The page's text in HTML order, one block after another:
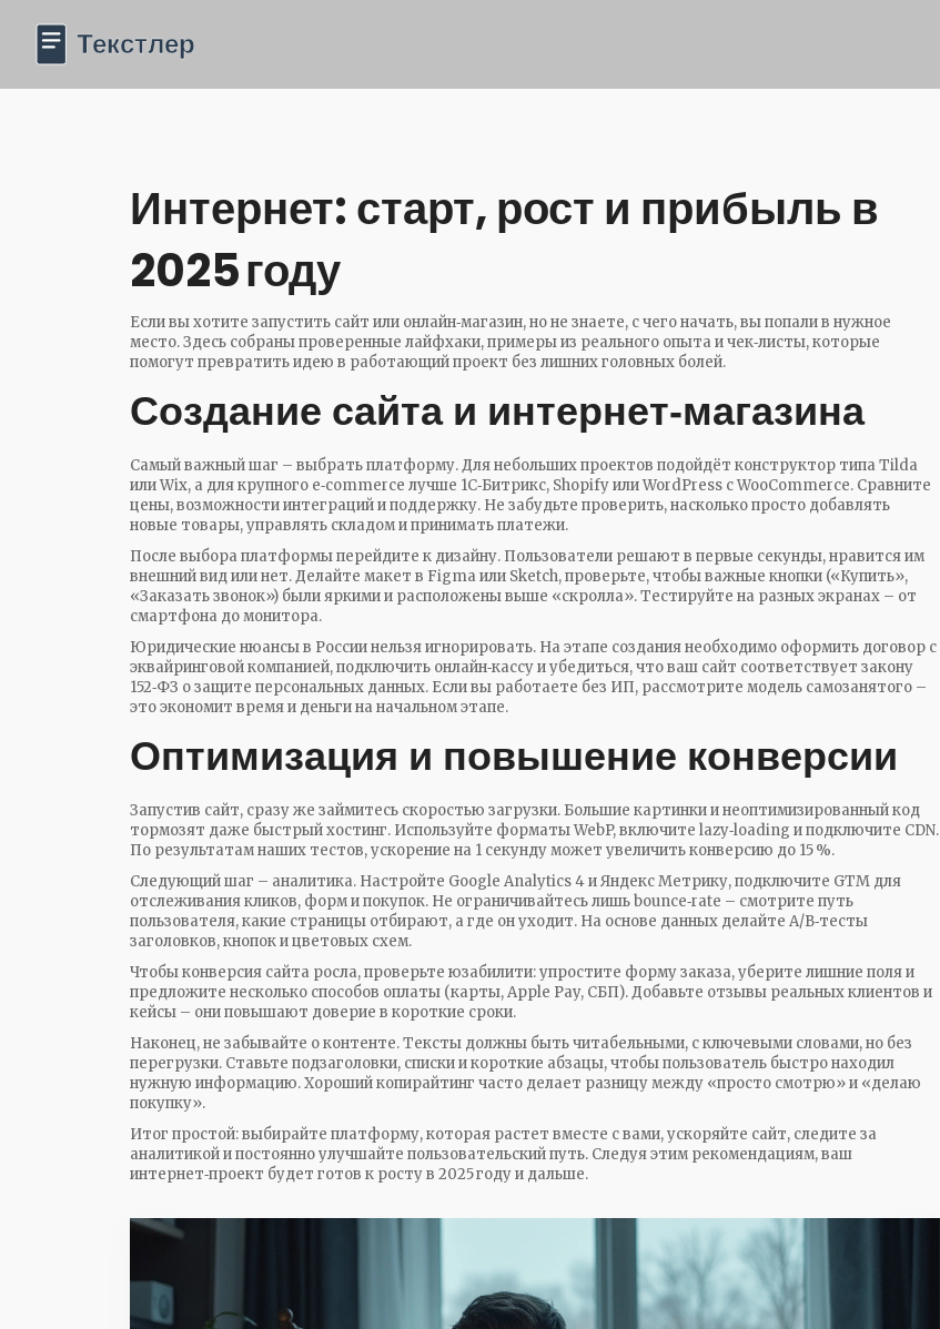
Интернет: старт, рост и прибыль в
2025 году
Если вы хотите запустить сайт или онлайн‑магазин, но не знаете, с чего начать, вы попали в нужное
место. Здесь собраны проверенные лайфхаки, примеры из реального опыта и чек‑листы, которые
помогут превратить идею в работающий проект без лишних головных болей.
Создание сайта и интернет‑магазина
Самый важный шаг – выбрать платформу. Для небольших проектов подойдёт конструктор типа Tilda
или Wix, а для крупного e‑commerce лучше 1С‑Битрикс, Shopify или WordPress с WooCommerce. Сравните
цены, возможности интеграций и поддержку. Не забудьте проверить, насколько просто добавлять
новые товары, управлять складом и принимать платежи.
После выбора платформы перейдите к дизайну. Пользователи решают в первые секунды, нравится им
внешний вид или нет. Делайте макет в Figma или Sketch, проверьте, чтобы важные кнопки («Купить»,
«Заказать звонок») были яркими и расположены выше «скролла». Тестируйте на разных экранах – от
смартфона до монитора.
Юридические нюансы в России нельзя игнорировать. На этапе создания необходимо оформить договор с
эквайринговой компанией, подключить онлайн‑кассу и убедиться, что ваш сайт соответствует закону
152‑ФЗ о защите персональных данных. Если вы работаете без ИП, рассмотрите модель самозанятого –
это экономит время и деньги на начальном этапе.
Оптимизация и повышение конверсии
Запустив сайт, сразу же займитесь скоростью загрузки. Большие картинки и неоптимизированный код
тормозят даже быстрый хостинг. Используйте форматы WebP, включите lazy‑loading и подключите CDN.
По результатам наших тестов, ускорение на 1 секунду может увеличить конверсию до 15 %.
Следующий шаг – аналитика. Настройте Google Analytics 4 и Яндекс Метрику, подключите GTM для
отслеживания кликов, форм и покупок. Не ограничивайтесь лишь bounce‑rate – смотрите путь
пользователя, какие страницы отбирают, а где он уходит. На основе данных делайте A/B‑тесты
заголовков, кнопок и цветовых схем.
Чтобы конверсия сайта росла, проверьте юзабилити: упростите форму заказа, уберите лишние поля и
предложите несколько способов оплаты (карты, Apple Pay, СБП). Добавьте отзывы реальных клиентов и
кейсы – они повышают доверие в короткие сроки.
Наконец, не забывайте о контенте. Тексты должны быть читабельными, с ключевыми словами, но без
перегрузки. Ставьте подзаголовки, списки и короткие абзацы, чтобы пользователь быстро находил
нужную информацию. Хороший копирайтинг часто делает разницу между «просто смотрю» и «делаю
покупку».
Итог простой: выбирайте платформу, которая растет вместе с вами, ускоряйте сайт, следите за
аналитикой и постоянно улучшайте пользовательский путь. Следуя этим рекомендациям, ваш
интернет‑проект будет готов к росту в 2025 году и дальше.